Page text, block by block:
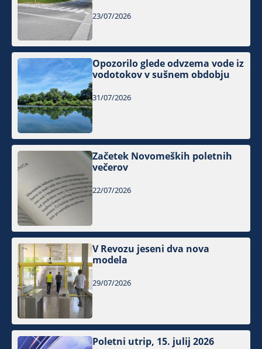
23/07/2026
Opozorilo glede odvzema vode iz
vodotokov v sušnem obdobju
31/07/2026
Začetek Novomeških poletnih
večerov
22/07/2026
V Revozu jeseni dva nova
modela
29/07/2026
Poletni utrip, 15. julij 2026